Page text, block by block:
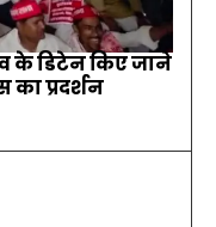
के डिटेन किए जाने
प्रदर्शन